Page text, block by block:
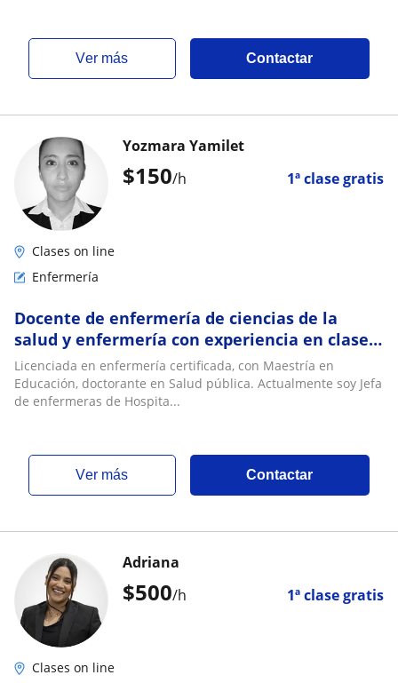
ver más Contactar
$150/h 1ª clase gratis
Yozmara Yamilet
Clases on line
Enfermería
Docente de enfermería de ciencias de la
salud y enfermería con experiencia en clases
presenciales y a distancia
Licenciada en enfermería certificada, con Maestría en
Educación, doctorante en Salud pública. Actualmente soy Jefa
de enfermeras de Hospita...
ver más Contactar
$500/h 1ª clase gratis
Adriana
Clases on line